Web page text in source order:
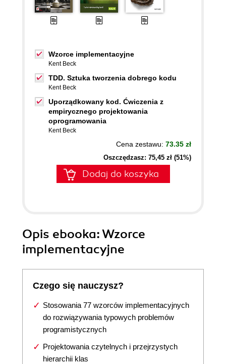
Wzorce implementacyjne
Kent Beck
TDD. Sztuka tworzenia dobrego kodu
Kent Beck
Uporządkowany kod. Ćwiczenia z
empirycznego projektowania
oprogramowania
Kent Beck
Cena zestawu: 73.35 zł
Oszczędzasz: 75,45 zł (51%)
Dodaj do koszyka
Opis ebooka: Wzorce
implementacyjne
Czego się nauczysz?
Stosowania 77 wzorców implementacyjnych
do rozwiązywania typowych problemów
programistycznych
Projektowania czytelnych i przejrzystych
hierarchii klas